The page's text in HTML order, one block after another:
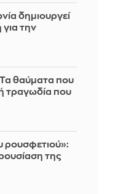
δημιουργεί
για την
θαύματα που
τραγωδία που
ρουσφετιού»:
της